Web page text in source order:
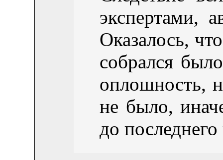
экспертами,
Оказалось,
собрался
оплошность,
не было,
до